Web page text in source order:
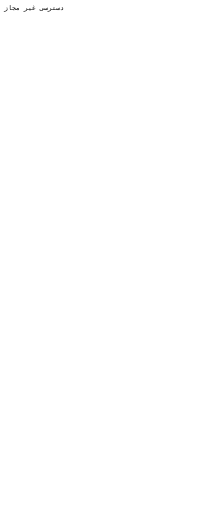
دسترسی غیر مجاز